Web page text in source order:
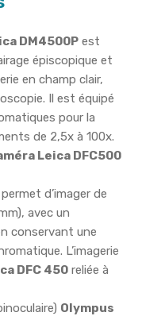
DM4500P est
épiscopique et
en champ clair,
Il est équipé
pour la
de 2,5x à 100x.
Leica DFC500
permet d’imager de
avec un
conservant une
L’imagerie
DFC 450 reliée à
Olympus